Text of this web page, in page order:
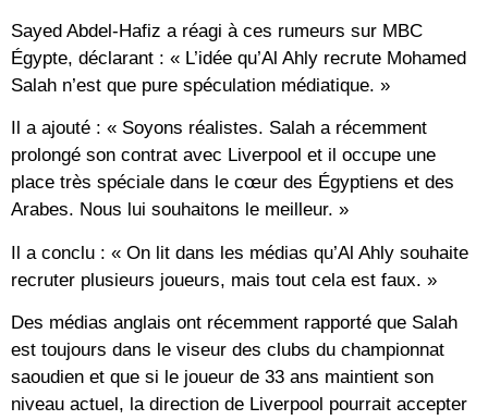
Sayed Abdel-Hafiz a réagi à ces rumeurs sur MBC
Égypte, déclarant : « L’idée qu’Al Ahly recrute Mohamed
Salah n’est que pure spéculation médiatique. »
Il a ajouté : « Soyons réalistes. Salah a récemment
prolongé son contrat avec Liverpool et il occupe une
place très spéciale dans le cœur des Égyptiens et des
Arabes. Nous lui souhaitons le meilleur. »
Il a conclu : « On lit dans les médias qu’Al Ahly souhaite
recruter plusieurs joueurs, mais tout cela est faux. »
Des médias anglais ont récemment rapporté que Salah
est toujours dans le viseur des clubs du championnat
saoudien et que si le joueur de 33 ans maintient son
niveau actuel, la direction de Liverpool pourrait accepter